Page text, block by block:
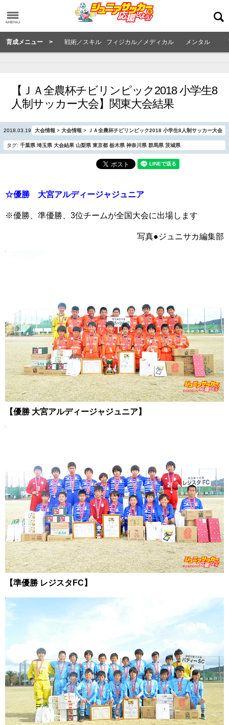
育成メニュー > 戦術／スキル フィジカル／メディカル メンタル
【ＪＡ全農杯チビリンピック2018 小学生8
人制サッカー大会】関東大会結果
2018.03.19 大会情報 > 大会情報 > ＪＡ全農杯チビリンピック2018 小学生8人制サッカー大会
タグ: 千葉県 埼玉県 大会結果 山梨県 東京都 栃木県 神奈川県 群馬県 茨城県
☆優勝 大宮アルディージャジュニア
※優勝、準優勝、3位チームが全国大会に出場します
写真●ジュニサカ編集部
【優勝 大宮アルディージャジュニア】
【準優勝 レジスタFC】